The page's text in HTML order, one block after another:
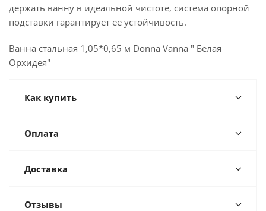
держать ванну в идеальной чистоте, система опорной
подставки гарантирует ее устойчивость.
Ванна стальная 1,05*0,65 м Donna Vanna " Белая
Орхидея"
Как купить
Оплата
Доставка
Отзывы